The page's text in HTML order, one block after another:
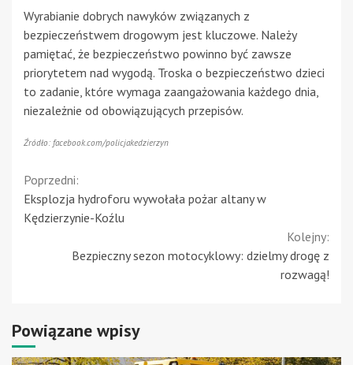
Wyrabianie dobrych nawyków związanych z
bezpieczeństwem drogowym jest kluczowe. Należy
pamiętać, że bezpieczeństwo powinno być zawsze
priorytetem nad wygodą. Troska o bezpieczeństwo dzieci
to zadanie, które wymaga zaangażowania każdego dnia,
niezależnie od obowiązujących przepisów.
Źródło: facebook.com/policjakedzierzyn
Continue
Reading
Poprzedni:
Eksplozja hydroforu wywołała pożar altany w
Kędzierzynie-Koźlu
Kolejny:
Bezpieczny sezon motocyklowy: dzielmy drogę z
rozwagą!
Powiązane wpisy